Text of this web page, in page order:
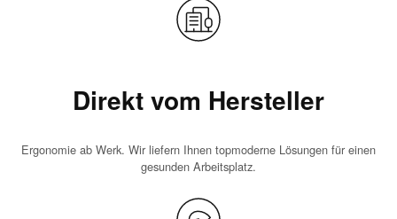
Direkt vom Hersteller
Ergonomie ab Werk. Wir liefern Ihnen topmoderne Lösungen für einen
gesunden Arbeitsplatz.